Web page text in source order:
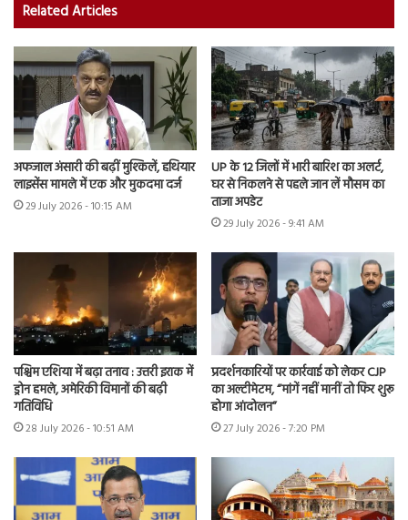
Related Articles
अफजाल अंसारी की बढ़ीं मुश्किलें, हथियार
लाइसेंस मामले में एक और मुकदमा दर्ज
29 July 2026 - 10:15 AM
UP के 12 जिलों में भारी बारिश का अलर्ट,
घर से निकलने से पहले जान लें मौसम का
ताजा अपडेट
29 July 2026 - 9:41 AM
पश्चिम एशिया में बढ़ा तनाव : उत्तरी इराक में
ड्रोन हमले, अमेरिकी विमानों की बढ़ी
गतिविधि
28 July 2026 - 10:51 AM
प्रदर्शनकारियों पर कार्रवाई को लेकर CJP
का अल्टीमेटम, “मांगें नहीं मानीं तो फिर शुरू
होगा आंदोलन”
27 July 2026 - 7:20 PM